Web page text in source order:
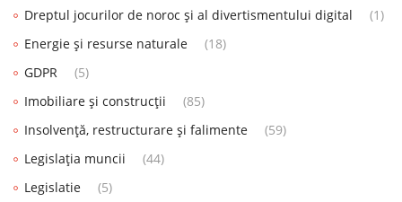
Dreptul jocurilor de noroc și al divertismentului digital
(1)
Energie și resurse naturale
(18)
GDPR
(5)
Imobiliare și construcții
(85)
Insolvență, restructurare și falimente
(59)
Legislația muncii
(44)
Legislatie
(5)